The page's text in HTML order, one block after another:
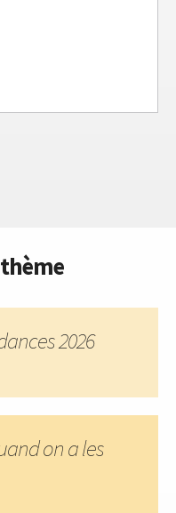
2026
on a les